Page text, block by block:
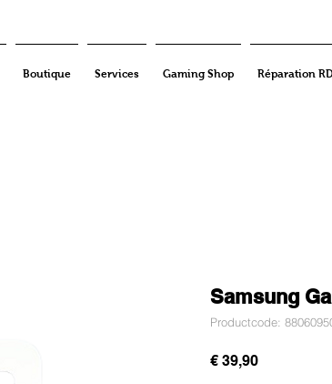
Boutique Services Gaming Shop Réparation
Samsung
Productcode:
€ 39,90Prijs